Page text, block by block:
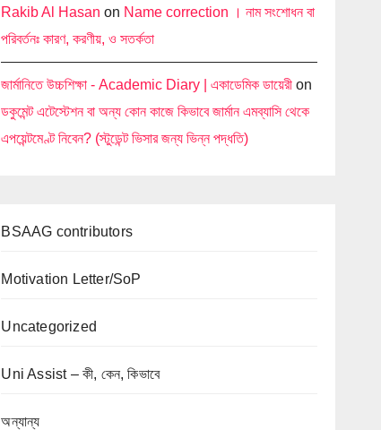
Rakib Al Hasan on Name correction । নাম সংশোধন বা
পরিবর্তনঃ কারণ, করণীয়, ও সতর্কতা
জার্মানিতে উচ্চশিক্ষা - Academic Diary | একাডেমিক ডায়েরী on
ডকুমেন্ট এটেস্টেশন বা অন্য কোন কাজে কিভাবে জার্মান এমব্যাসি থেকে
এপয়েন্টমেণ্ট নিবেন? (স্টুডেন্ট ভিসার জন্য ভিন্ন পদ্ধতি)
BSAAG contributors
Motivation Letter/SoP
Uncategorized
Uni Assist – কী, কেন, কিভাবে
অন্যান্য